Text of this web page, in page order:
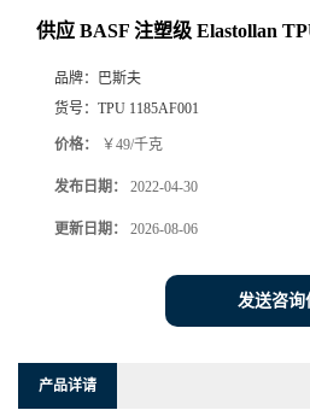
供应 BASF 注塑级 Elastollan
品牌：
巴斯夫
货号： TPU 1185AF001
价格： ￥49/千克
发布日期： 2022-04-30
更新日期： 2026-08-06
发送咨询
产品详请